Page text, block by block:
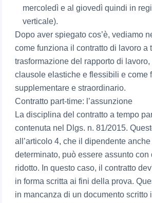
mercoledì e al giovedì quindi in
verticale).
Dopo aver spiegato cos’è, vediamo
come funziona il contratto di lavoro a
trasformazione del rapporto di
clausole elastiche e flessibili e come
supplementare e straordinario.
Contratto part-time: l’assunzione
La disciplina del contratto a tempo
contenuta nel Dlgs. n. 81/2015.
all’articolo 4, che il dipendente
determinato, può essere assunto con
ridotto. In questo caso, il contratto
in forma scritta ai fini della prova.
in mancanza di un documento scritto